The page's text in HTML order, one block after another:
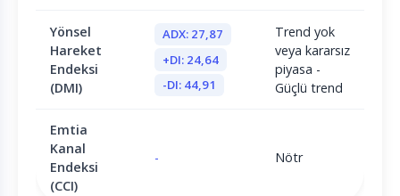
Yönsel
Hareket
Endeksi
(DMI)
ADX: 27,87
+DI: 24,64
-DI: 44,91
Trend yok
veya kararsız
piyasa -
Güçlü trend
Emtia
Kanal
Endeksi
(CCI)
- Nötr